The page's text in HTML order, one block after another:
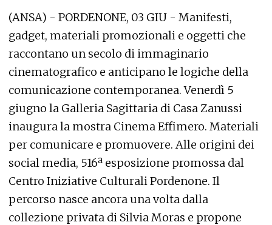
(ANSA) - PORDENONE, 03 GIU - Manifesti,
gadget, materiali promozionali e oggetti che
raccontano un secolo di immaginario
cinematografico e anticipano le logiche della
comunicazione contemporanea. Venerdì 5
giugno la Galleria Sagittaria di Casa Zanussi
inaugura la mostra Cinema Effimero. Materiali
per comunicare e promuovere. Alle origini dei
social media, 516ª esposizione promossa dal
Centro Iniziative Culturali Pordenone. Il
percorso nasce ancora una volta dalla
collezione privata di Silvia Moras e propone